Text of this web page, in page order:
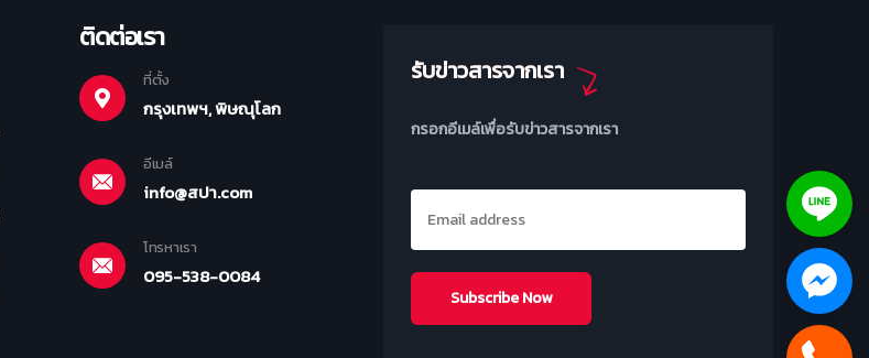
ติดต่อเรา
ที่ตั้ง
กรุงเทพฯ, พิษณุโลก
อีเมล์
info@สปา.com
โทรหาเรา
095-538-0084
รับข่าวสารจากเรา
กรอกอีเมล์เพื่อรับข่าวสารจากเรา